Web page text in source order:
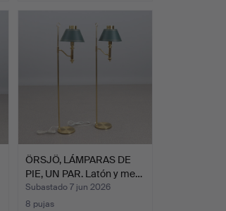
ÖRSJÖ, LÁMPARAS DE
PIE, UN PAR. Latón y me…
Subastado 7 jun 2026
8 pujas